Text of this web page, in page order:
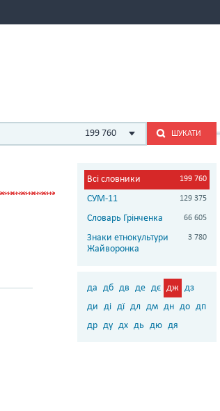
199 760 ШУКАТИ
Всі словники 199 760
СУМ-11 129 375
Словарь Грінченка 66 605
Знаки етнокультури
Жайворонка
3 780
да дб дв де дє дж дз
ди ді дї дл дм дн до дп
др ду дх дь дю дя